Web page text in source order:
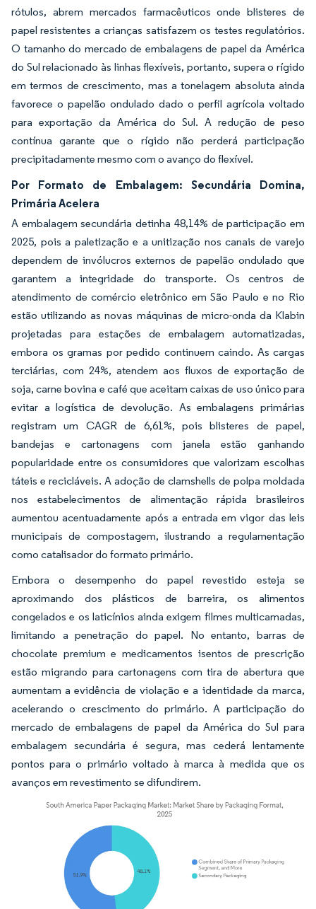
rótulos, abrem mercados farmacêuticos onde blisteres de
papel resistentes a crianças satisfazem os testes regulatórios.
O tamanho do mercado de embalagens de papel da América
do Sul relacionado às linhas flexíveis, portanto, supera o rígido
em termos de crescimento, mas a tonelagem absoluta ainda
favorece o papelão ondulado dado o perfil agrícola voltado
para exportação da América do Sul. A redução de peso
contínua garante que o rígido não perderá participação
precipitadamente mesmo com o avanço do flexível.
Por Formato de Embalagem: Secundária Domina,
Primária Acelera
A embalagem secundária detinha 48,14% de participação em
2025, pois a paletização e a unitização nos canais de varejo
dependem de invólucros externos de papelão ondulado que
garantem a integridade do transporte. Os centros de
atendimento de comércio eletrônico em São Paulo e no Rio
estão utilizando as novas máquinas de micro-onda da Klabin
projetadas para estações de embalagem automatizadas,
embora os gramas por pedido continuem caindo. As cargas
terciárias, com 24%, atendem aos fluxos de exportação de
soja, carne bovina e café que aceitam caixas de uso único para
evitar a logística de devolução. As embalagens primárias
registram um CAGR de 6,61%, pois blisteres de papel,
bandejas e cartonagens com janela estão ganhando
popularidade entre os consumidores que valorizam escolhas
táteis e recicláveis. A adoção de clamshells de polpa moldada
nos estabelecimentos de alimentação rápida brasileiros
aumentou acentuadamente após a entrada em vigor das leis
municipais de compostagem, ilustrando a regulamentação
como catalisador do formato primário.
Embora o desempenho do papel revestido esteja se
aproximando dos plásticos de barreira, os alimentos
congelados e os laticínios ainda exigem filmes multicamadas,
limitando a penetração do papel. No entanto, barras de
chocolate premium e medicamentos isentos de prescrição
estão migrando para cartonagens com tira de abertura que
aumentam a evidência de violação e a identidade da marca,
acelerando o crescimento do primário. A participação do
mercado de embalagens de papel da América do Sul para
embalagem secundária é segura, mas cederá lentamente
pontos para o primário voltado à marca à medida que os
avanços em revestimento se difundirem.